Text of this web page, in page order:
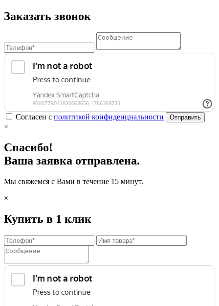
Заказать звонок
Согласен с политикой конфиденциальности Отправить
×
Спасибо!
Ваша заявка отправлена.
Мы свяжемся с Вами в течение 15 минут.
×
Купить в 1 клик